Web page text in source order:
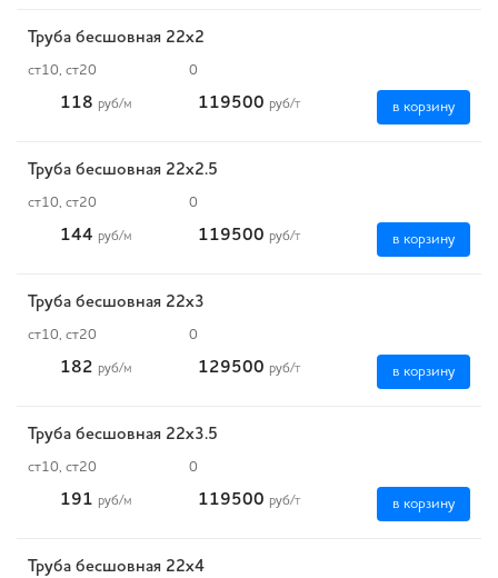
Труба бесшовная 22х2
ст10, ст20 0
118 руб/м 119500 руб/т в корзину
Труба бесшовная 22х2.5
ст10, ст20 0
144 руб/м 119500 руб/т в корзину
Труба бесшовная 22х3
ст10, ст20 0
182 руб/м 129500 руб/т в корзину
Труба бесшовная 22х3.5
ст10, ст20 0
191 руб/м 119500 руб/т в корзину
Труба бесшовная 22х4